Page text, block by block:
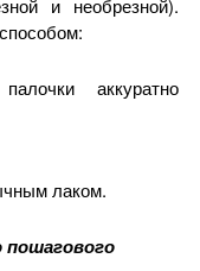
и необрезной).
аккуратно
лаком.